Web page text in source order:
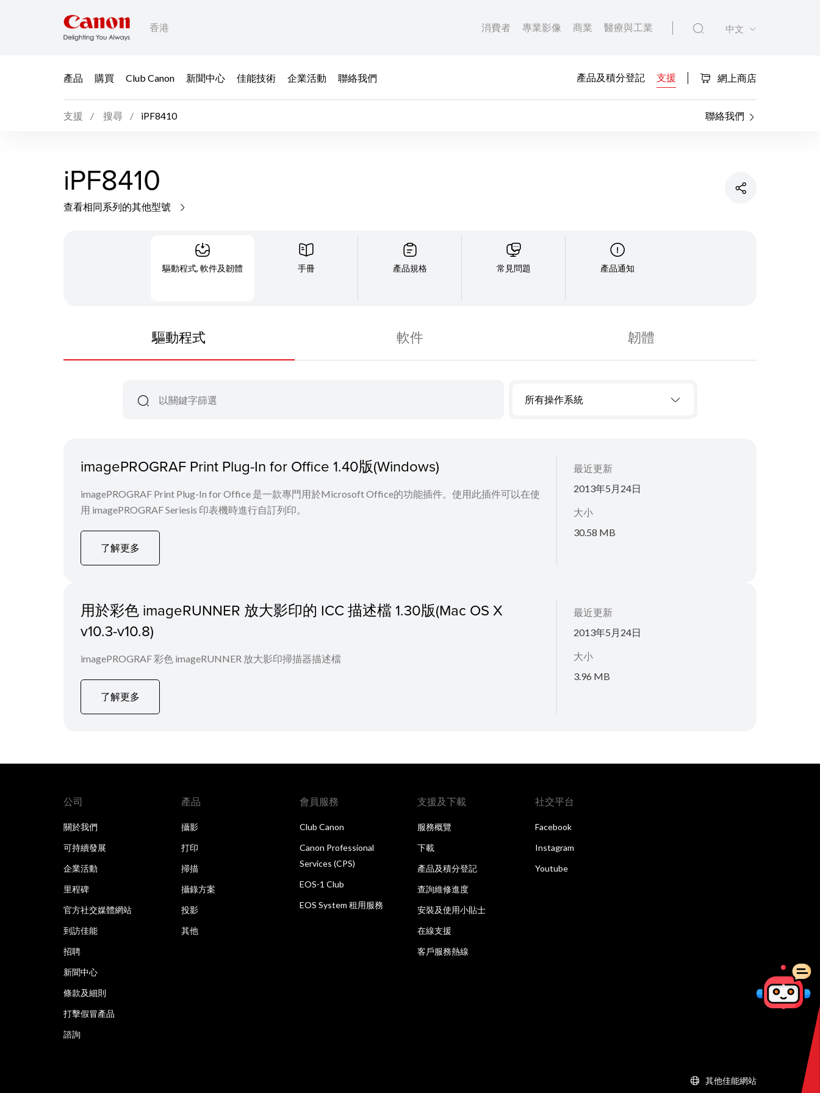
香港 消費者 專業影像 商業 醫療與工業 中文
產品 購買 Club Canon 新聞中心 佳能技術 企業活動 聯絡我們 產品及積分登記 支援 網上商店
支援 搜尋 iPF8410 聯絡我們
iPF8410
查看相同系列的其他型號
驅動程式, 軟件及韌體 手冊 產品規格 常見問題 產品通知
驅動程式 軟件 韌體
所有操作系統
imagePROGRAF Print Plug-In for Office 1.40版(Windows)
imagePROGRAF Print Plug-In for Office 是一款專門用於Microsoft Office的功能插件。使用此插件可以在使
用 imagePROGRAF Seriesis 印表機時進行自訂列印。
了解更多
最近更新
2013年5月24日
大小
30.58 MB
用於彩色 imageRUNNER 放大影印的 ICC 描述檔 1.30版(Mac OS X
v10.3-v10.8)
imagePROGRAF 彩色 imageRUNNER 放大影印掃描器描述檔
了解更多
最近更新
2013年5月24日
大小
3.96 MB
公司
關於我們
可持續發展
企業活動
里程碑
官方社交媒體網站
到訪佳能
招聘
新聞中心
條款及細則
打擊假冒產品
諮詢
產品
攝影
打印
掃描
攝錄方案
投影
其他
會員服務
Club Canon
Canon Professional
Services (CPS)
EOS-1 Club
EOS System 租用服務
支援及下載
服務概覽
下載
產品及積分登記
查詢維修進度
安裝及使用小貼士
在線支援
客戶服務熱線
社交平台
Facebook
Instagram
Youtube
其他佳能網站